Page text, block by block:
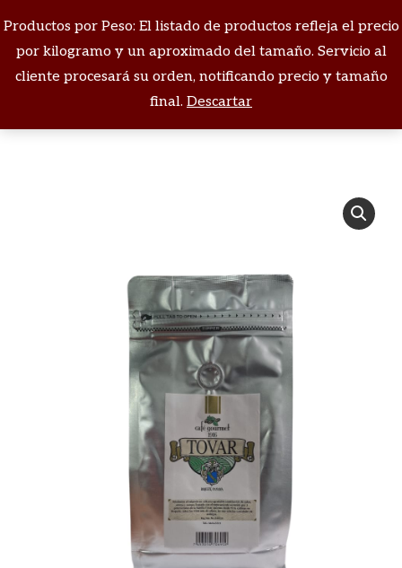
Productos por Peso: El listado de productos refleja el precio
por kilogramo y un aproximado del tamaño. Servicio al
cliente procesará su orden, notificando precio y tamaño
final. Descartar
Buscar:
Estás aquí: